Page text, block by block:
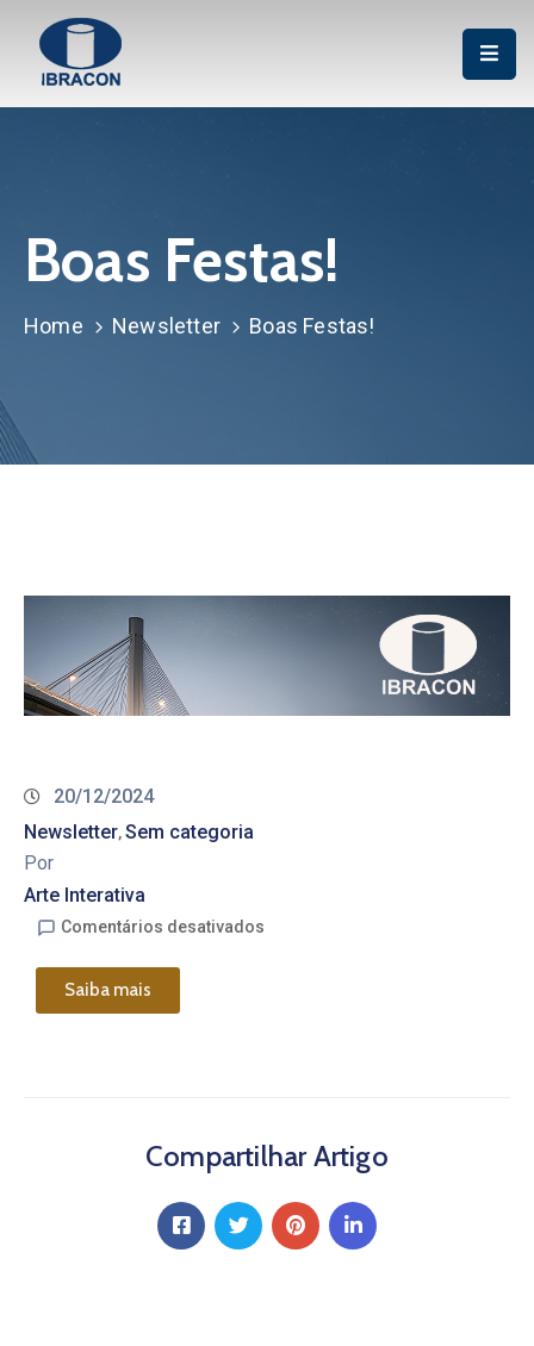
Institucional
Cursos
Certificação
Eventos
Boas Festas!
Home Newsletter Boas Festas!
20/12/2024
Newsletter‚Sem categoria
Por
Arte Interativa
Comentários desativados
Saiba mais
Compartilhar Artigo